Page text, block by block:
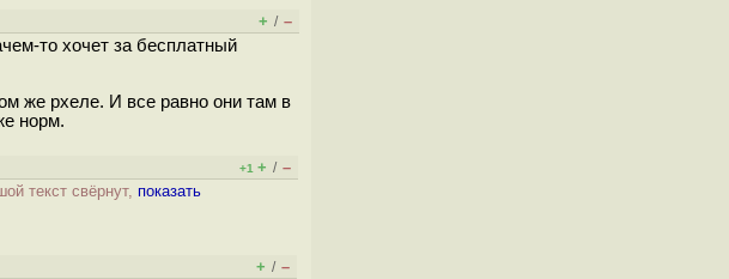
+ / –
то хочет за бесплатный
же рхеле. И все равно они там в
норм.
+1 + / –
текст свёрнут, показать
+ / –